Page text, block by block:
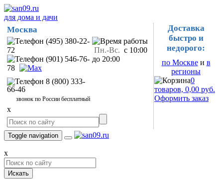
для дома и дачи
Москва
(495) 380-22-
72
(901) 546-76-
78
8 (800) 333-
66-46
звонок по России бесплатный
Пн.-Вс. с 10:00
до 20:00
x
Доставка
быстро и
недорого:
по Москвеи в
регионы
0
товаров, 0,00 руб.
Оформить заказ
Toggle navigation
x
Искать